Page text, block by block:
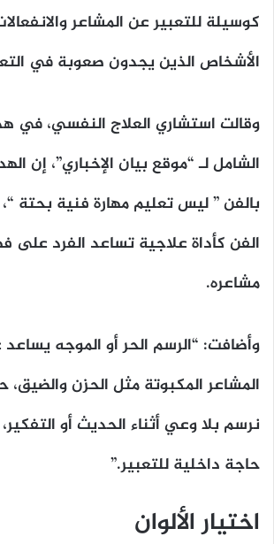
كوسيلة للتعبير عن المشاعر
الأشخاص الذين يجدون صعوبة في
وقالت استشاري العلاج النفسي، في
الشامل لـ “موقع بيان الإخباري”، إن
بالفن ” ليس تعليم مهارة فنية بحتة
الفن كأداة علاجية تساعد الفرد على
مشاعره.
وأضافت: “الرسم الحر أو الموجه
المشاعر المكبوتة مثل الحزن والضيق،
نرسم بلا وعي أثناء الحديث أو
حاجة داخلية للتعبير.”
اختيار الألوان